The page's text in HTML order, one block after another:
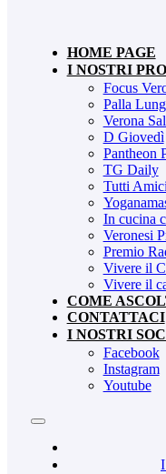
HOME PAGE
I NOSTRI
Focus
Palla
Verona
D Giovedì
Pantheon
TG Daily
Tutti Amici
In cucina
Veronesi
Premio
Vivere il
Vivere il
COME
CONTATTACI
I NOSTRI
Facebook
Instagram
Youtube